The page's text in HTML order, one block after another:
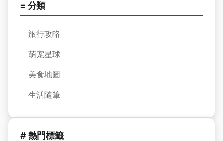
≡ 分類
旅行攻略
萌宠星球
美食地圖
生活隨筆
# 熱門標籤